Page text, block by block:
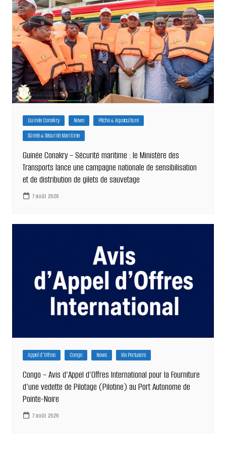
Guinée Conakry News
Pêche & Aquaculture
Sûreté & Sécurité Maritime
Guinée Conakry – Sécurité maritime : le Ministère des
Transports lance une campagne nationale de sensibilisation
et de distribution de gilets de sauvetage
7 août 2026
Appel d'Offres Congo News Vie Portuaire
Congo – Avis d’Appel d’Offres International pour la Fourniture
d’une vedette de Pilotage (Pilotine) au Port Autonome de
Pointe-Noire
7 août 2026